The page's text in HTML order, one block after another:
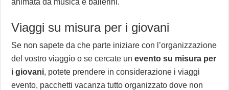
Viaggi su misura per i giovani
Se non sapete da che parte iniziare con l’organizzazione
del vostro viaggio o se cercate unevento su misura per
i giovani, potete prendere in considerazione i viaggi
evento, pacchetti vacanza tutto organizzato dove non